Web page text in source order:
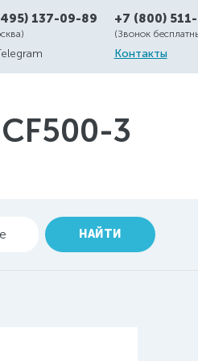
137-09-89 +7 (800)
(Звонок
Контакты
3
НАЙТИ